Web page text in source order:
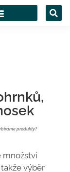
produkty?
množství
výběr